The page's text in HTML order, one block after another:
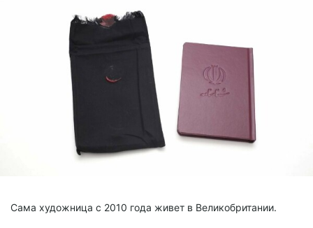
Сама художница с 2010 года живет в Великобритании.